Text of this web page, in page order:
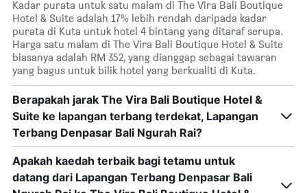
Kadar purata untuk satu malam di The Vira Bali Boutique
Hotel & Suite adalah 17% lebih rendah daripada kadar
purata di Kuta untuk hotel 4 bintang yang ditaraf serupa.
Harga satu malam di The Vira Bali Boutique Hotel & Suite
biasanya adalah RM 352, yang dianggap sebagai tawaran
yang bagus untuk bilik hotel yang berkualiti di Kuta.
Berapakah jarak The Vira Bali Boutique Hotel &
Suite ke lapangan terbang terdekat, Lapangan
Terbang Denpasar Bali Ngurah Rai?
Apakah kaedah terbaik bagi tetamu untuk
datang dari Lapangan Terbang Denpasar Bali